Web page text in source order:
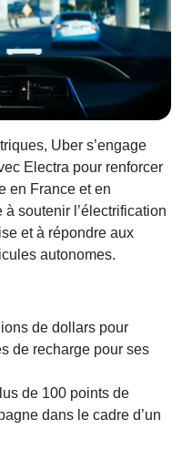
Uber s’engage
Electra pour renforcer
en France et en
soutenir l’électrification
et à répondre aux
autonomes.
de dollars pour
de recharge pour ses
de 100 points de
dans le cadre d’un